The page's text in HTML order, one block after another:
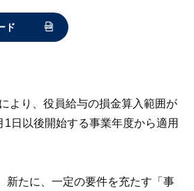
ド
より、役員給与の損金算入範囲が
日以後開始する事業年度から適用
たに、一定の要件を充たす「事